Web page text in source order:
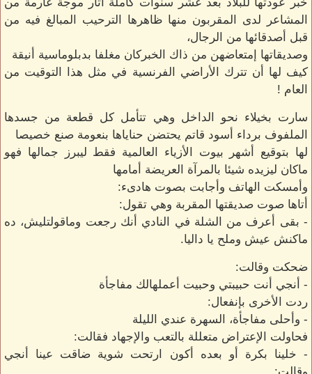
المشاعر لدى المقربون منها ظاهرها الترحيب المبالغ فيه من
قبل أصدقائها من الرجال،
وصديقاتها إمتعاضهن من ذاك الخبركان مغلفا بدبلوماسية أنيقة
كيف لها أن تترك الأراضي الفرنسية في مثل هذا التوقيت من
العام !
سارت بخيلاء نحو الداخل وهي تتأمل كل قطعة من جسدها
الملفوف برداء أسود قاتم يحتضن حناياها بنعومة صنع خصيصا
لها بتوقيع أشهر بيوت الأزياء العالمية فقط ليبرز جمالها فهو
ماكان ليزيده شيئا بالمرآة العريضة أمامها
وأمسكت الهاتف وأجابت بصوت هادىء:
أتاها صوت صديقتها المقربة وهي تقول:
- بقى أعرف من الشلة في النادي أنك رجعت وماقولتليش، ده
ماكنش عيش وملح يا داليا.
ضحكت وقالت:
- أنجي أنت حبيبتي وحبيت أعملهالك مفاجأة
ردت الأخرى بإنفعال:
- وأحلى مفاجأة، السهرة عندي الليلة
فحاولت الإعتراض متعللة بالتعب والإجهاد فقالت:
- خلينا بكرة أو بعده أكون ارتحت شوية ضاقت عينا أنجي